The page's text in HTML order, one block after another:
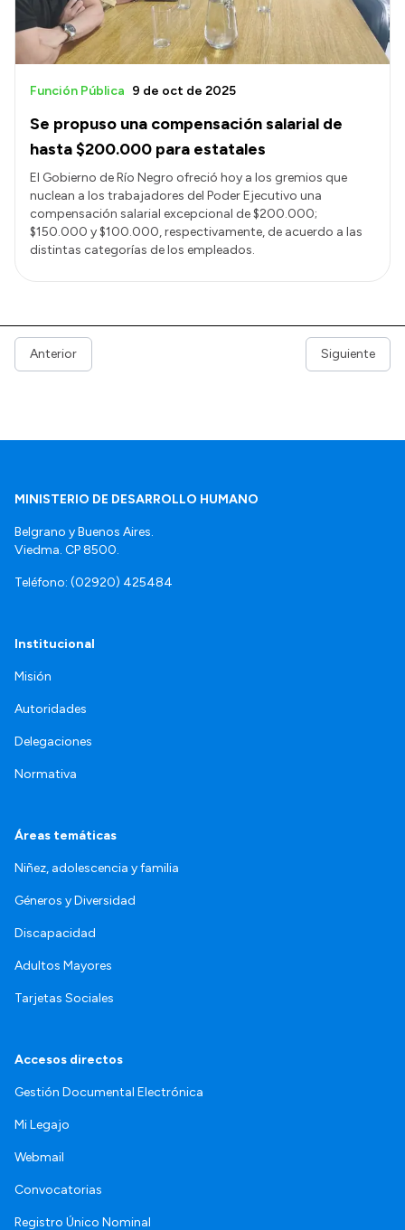
Se propuso una compensación salarial de
hasta $200.000 para estatales
Función Pública 9 de oct de 2025
El Gobierno de Río Negro ofreció hoy a los gremios que
nuclean a los trabajadores del Poder Ejecutivo una
compensación salarial excepcional de $200.000;
$150.000 y $100.000, respectivamente, de acuerdo a las
distintas categorías de los empleados.
Anterior Siguiente
MINISTERIO DE DESARROLLO HUMANO
Belgrano y Buenos Aires.
Viedma. CP 8500.
Teléfono: (02920) 425484
Institucional
Misión
Autoridades
Delegaciones
Normativa
Áreas temáticas
Niñez, adolescencia y familia
Géneros y Diversidad
Discapacidad
Adultos Mayores
Tarjetas Sociales
Accesos directos
Gestión Documental Electrónica
Mi Legajo
Webmail
Convocatorias
Registro Único Nominal